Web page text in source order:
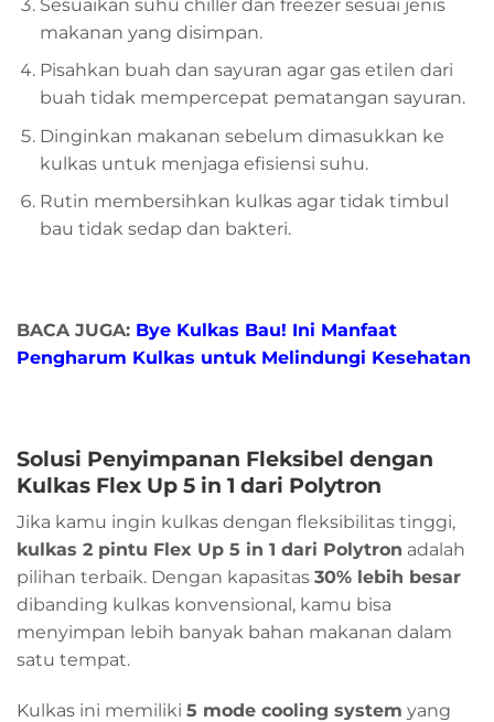
Sesuaikan suhu chiller dan freezer sesuai jenis
makanan yang disimpan.
Pisahkan buah dan sayuran agar gas etilen dari
buah tidak mempercepat pematangan sayuran.
Dinginkan makanan sebelum dimasukkan ke
kulkas untuk menjaga efisiensi suhu.
Rutin membersihkan kulkas agar tidak timbul
bau tidak sedap dan bakteri.
BACA JUGA: Bye Kulkas Bau! Ini Manfaat
Pengharum Kulkas untuk Melindungi Kesehatan
Solusi Penyimpanan Fleksibel dengan
Kulkas Flex Up 5 in 1 dari Polytron
Jika kamu ingin kulkas dengan fleksibilitas tinggi,
kulkas 2 pintu Flex Up 5 in 1 dari Polytron adalah
pilihan terbaik. Dengan kapasitas 30% lebih besar
dibanding kulkas konvensional, kamu bisa
menyimpan lebih banyak bahan makanan dalam
satu tempat.
Kulkas ini memiliki 5 mode cooling system yang